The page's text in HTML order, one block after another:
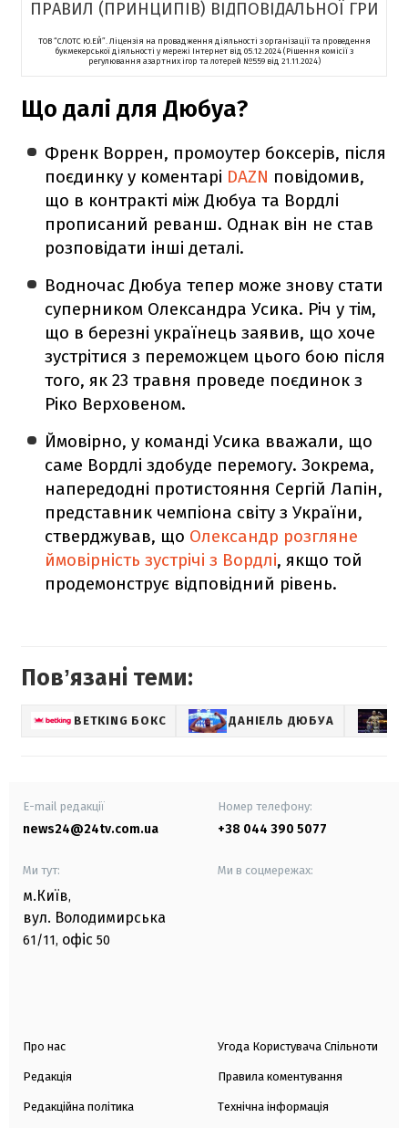
ПРАВИЛ (ПРИНЦИПІВ) ВІДПОВІДАЛЬНОЇ ГРИ
ТОВ “СЛОТС Ю.ЕЙ”. Ліцензія на провадження діяльності з організації та проведення
букмекерської діяльності у мережі Інтернет від 05.12.2024 (Рішення комісії з
регулювання азартних ігор та лотерей №559 від 21.11.2024)
Що далі для Дюбуа?
Френк Воррен, промоутер боксерів, після
поєдинку у коментарі DAZN повідомив,
що в контракті між Дюбуа та Вордлі
прописаний реванш. Однак він не став
розповідати інші деталі.
Водночас Дюбуа тепер може знову стати
суперником Олександра Усика. Річ у тім,
що в березні українець заявив, що хоче
зустрітися з переможцем цього бою після
того, як 23 травня проведе поєдинок з
Ріко Верховеном.
Ймовірно, у команді Усика вважали, що
саме Вордлі здобуде перемогу. Зокрема,
напередодні протистояння Сергій Лапін,
представник чемпіона світу з України,
стверджував, що Олександр розгляне
ймовірність зустрічі з Вордлі, якщо той
продемонструє відповідний рівень.
Повʼязані теми:
BETKING БОКС ДАНІЕЛЬ ДЮБУА
E-mail редакції
news24@24tv.com.ua
Номер телефону:
+38 044 390 5077
Ми тут:
м.Київ,
вул. Володимирська
61/11, офіс 50
Ми в соцмережах:
Про нас
Редакція
Редакційна політика
Угода Користувача Спільноти
Правила коментування
Технічна інформація